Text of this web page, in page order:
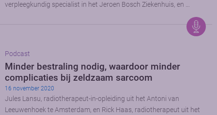
verpleegkundig specialist in het Jeroen Bosch Ziekenhuis, en …
Podcast
Minder bestraling nodig, waardoor minder
complicaties bij zeldzaam sarcoom
16 november 2020
Jules Lansu, radiotherapeut-in-opleiding uit het Antoni van
Leeuwenhoek te Amsterdam, en Rick Haas, radiotherapeut uit het